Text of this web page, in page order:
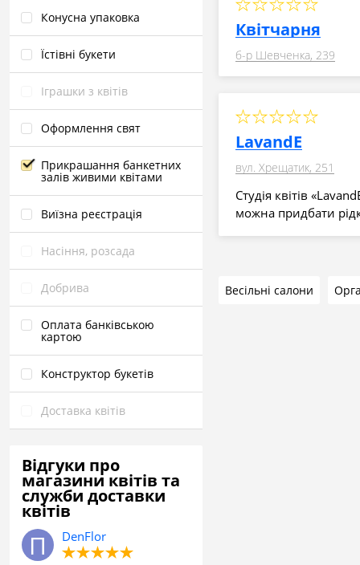
Конусна упаковка
Їстівні букети
Іграшки з квітів
Оформлення свят
Прикрашання банкетних
залів живими квітами
Виїзна реєстрація
Насіння, розсада
Добрива
Оплата банківською
картою
Конструктор букетів
Доставка квітів
Відгуки про
магазини квітів та
служби доставки
квітів
DenFlor
Квітчарня
б-р Шевченка, 239
LavandE
вул. Хрещатик, 251
Студія квітів
можна придбати
Весільні салони